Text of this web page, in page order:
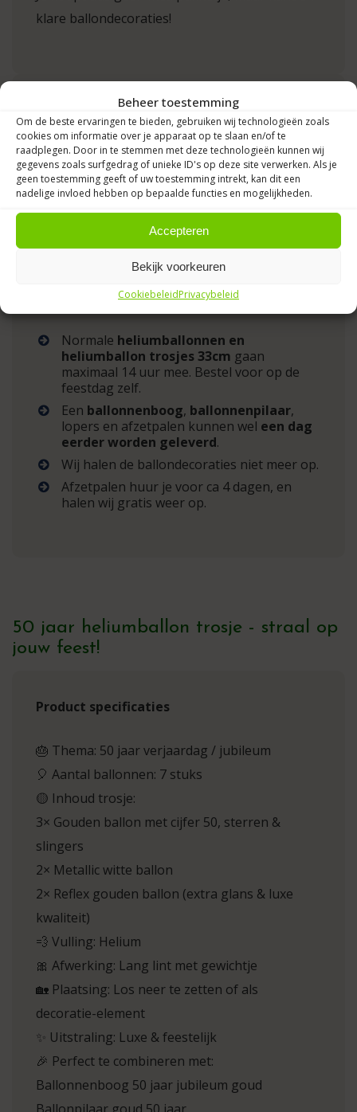
Beheer toestemming
Om de beste ervaringen te bieden, gebruiken wij technologieën zoals
cookies om informatie over je apparaat op te slaan en/of te
raadplegen. Door in te stemmen met deze technologieën kunnen wij
gegevens zoals surfgedrag of unieke ID's op deze site verwerken. Als je
geen toestemming geeft of uw toestemming intrekt, kan dit een
nadelige invloed hebben op bepaalde functies en mogelijkheden.
Accepteren
Bekijk voorkeuren
CookiebeleidPrivacybeleid
klare ballondecoraties!
Wanneer moet ik de decoraties laten
bezorgen?
Ballondecoraties van Jouwballonnen B.V. zijn
rock solid!Echter, het is toch verstandig om je
Dan blijven de decoraties mooi glanzend op
jouw feest!
Normale heliumballonnen en
heliumballon trosjes 33cm gaan
maximaal 14 uur mee. Bestel voor op de
feestdag zelf.
Een ballonnenboog, ballonnenpilaar,
lopers en afzetpalen kunnen wel een dag
eerder worden geleverd.
Wij halen de ballondecoraties niet meer op.
Afzetpalen huur je voor ca 4 dagen, en
halen wij gratis weer op.
50 jaar heliumballon trosje - straal op
jouw feest!
Product specificaties
🎂 Thema: 50 jaar verjaardag / jubileum
🎈 Aantal ballonnen: 7 stuks
🟡 Inhoud trosje:
3× Gouden ballon met cijfer 50, sterren &
slingers
2× Metallic witte ballon
2× Reflex gouden ballon (extra glans & luxe
kwaliteit)
💨 Vulling: Helium
🎀 Afwerking: Lang lint met gewichtje
🏡 Plaatsing: Los neer te zetten of als
decoratie-element
✨ Uitstraling: Luxe & feestelijk
🎉 Perfect te combineren met:
Ballonnenboog 50 jaar jubileum goud